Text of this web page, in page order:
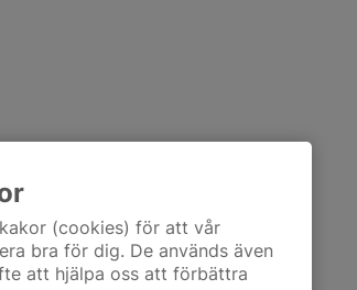
(cookies) för att vår
bra för dig. De används även
att hjälpa oss att förbättra